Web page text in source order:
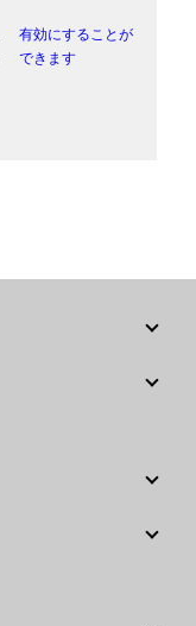
有効にすることが
できます